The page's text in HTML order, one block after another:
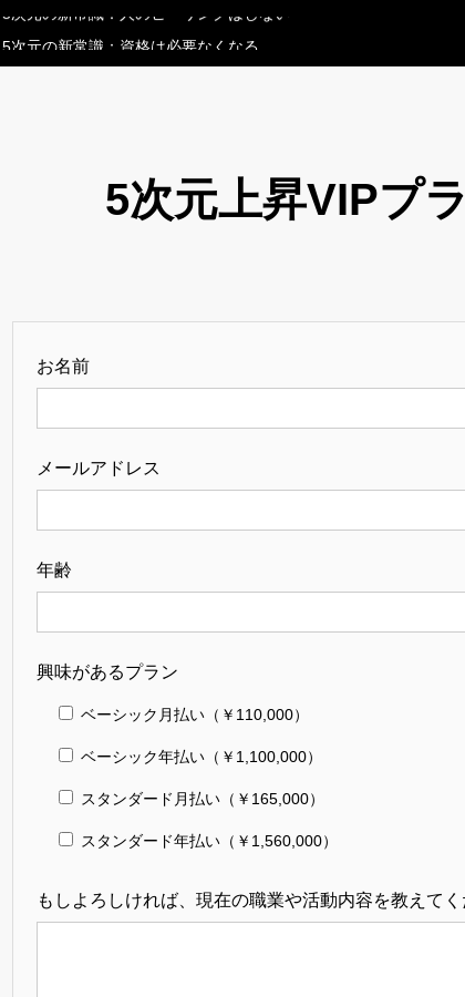
押し付けられるスピリチュアルな原因と7次元的な解決法！5次元
5次元の新常識：資格は必要なくなる
5次元上昇VIPプ
お名前
メールアドレス
年齢
興味があるプラン
ベーシック月払い（￥110,000）
ベーシック年払い（￥1,100,000）
スタンダード月払い（￥165,000）
スタンダード年払い（￥1,560,000）
もしよろしければ、現在の職業や活動内容を教えて